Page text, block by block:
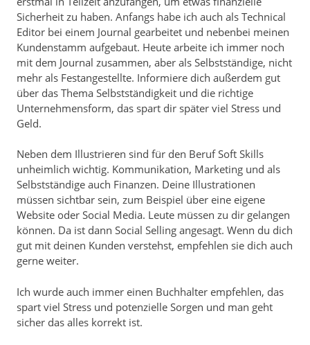
Sicherheit zu haben. Anfangs habe ich auch als Technical
Editor bei einem Journal gearbeitet und nebenbei meinen
Kundenstamm aufgebaut. Heute arbeite ich immer noch
mit dem Journal zusammen, aber als Selbstständige, nicht
mehr als Festangestellte. Informiere dich außerdem gut
über das Thema Selbstständigkeit und die richtige
Unternehmensform, das spart dir später viel Stress und
Geld.
Neben dem Illustrieren sind für den Beruf Soft Skills
unheimlich wichtig. Kommunikation, Marketing und als
Selbstständige auch Finanzen. Deine Illustrationen
müssen sichtbar sein, zum Beispiel über eine eigene
Website oder Social Media. Leute müssen zu dir gelangen
können. Da ist dann Social Selling angesagt. Wenn du dich
gut mit deinen Kunden verstehst, empfehlen sie dich auch
gerne weiter.
Ich wurde auch immer einen Buchhalter empfehlen, das
spart viel Stress und potenzielle Sorgen und man geht
sicher das alles korrekt ist.